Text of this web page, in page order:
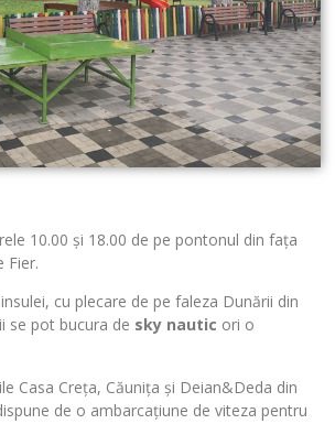
10.00 și 18.00 de pe pontonul din fața
Fier.
cu plecare de pe faleza Dunării din
se pot bucura de sky nautic ori o
Casa Creța, Căunița și Deian&Deda din
de o ambarcațiune de viteza pentru